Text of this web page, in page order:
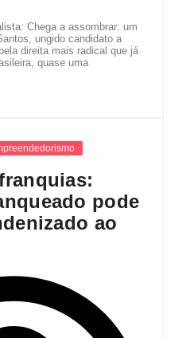
Chega a assombrar: um
ungido candidato a
direita mais radical que já
quase uma
pode
ao